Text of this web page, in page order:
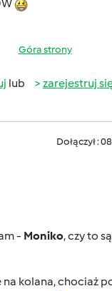
Góra strony
lub zarejestruj
Dołączył :
- Moniko, czy to
na kolana, chociaż